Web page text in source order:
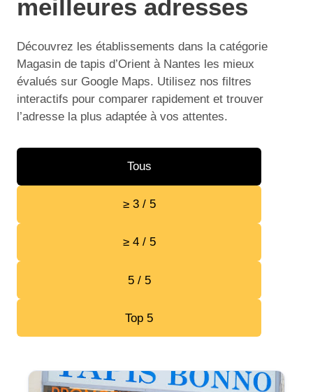
meilleures adresses
Découvrez les établissements dans la catégorie
Magasin de tapis d’Orient à Nantes les mieux
évalués sur Google Maps. Utilisez nos filtres
interactifs pour comparer rapidement et trouver
l’adresse la plus adaptée à vos attentes.
Tous
≥ 3 / 5
≥ 4 / 5
5 / 5
Top 5